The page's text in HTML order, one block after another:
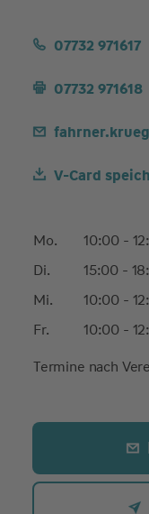
07732 971617
07732 971618
V-Card
Mo.
10:00 -
Di.
15:00 -
Mi.
10:00 -
Fr.
10:00 -
Termine nach